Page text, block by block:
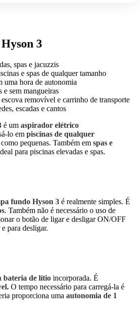
3
spas e jacuzzis
e spas de qualquer tamanho
uma hora de autonomia
e sem mangueiras
removível e carrinho de transporte
escadas e cantos
é um aspirador elétrico
lo em piscinas de qualquer
pequenas. Também em spas e
para piscinas elevadas e spas.
fundo Hyson 3 é realmente simples. É
. Também não é necessário o uso de
o botão de ligar e desligar ON/OFF
para desligar.
bateria de lítio incorporada. É
O tempo necessário para carregá-la é
proporciona uma autonomia de 1